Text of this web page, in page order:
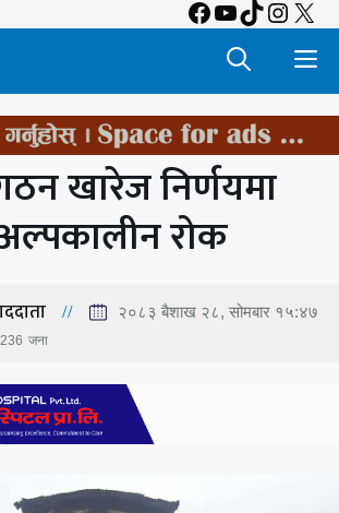
Facebook
YouTube
TikTok
X
खारेज निर्णयमा
रोक
२०८३ बैशाख २८, सोमबार १५:४७
236 जना